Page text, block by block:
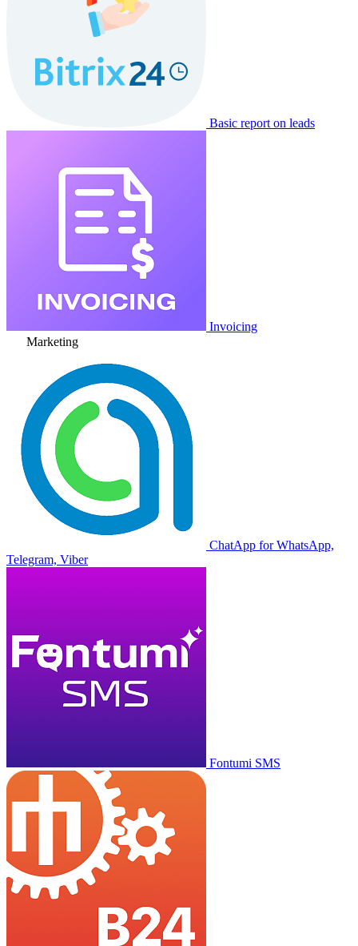
Basic report on leads
Invoicing
Marketing
ChatApp for WhatsApp,
Telegram, Viber
Fontumi SMS